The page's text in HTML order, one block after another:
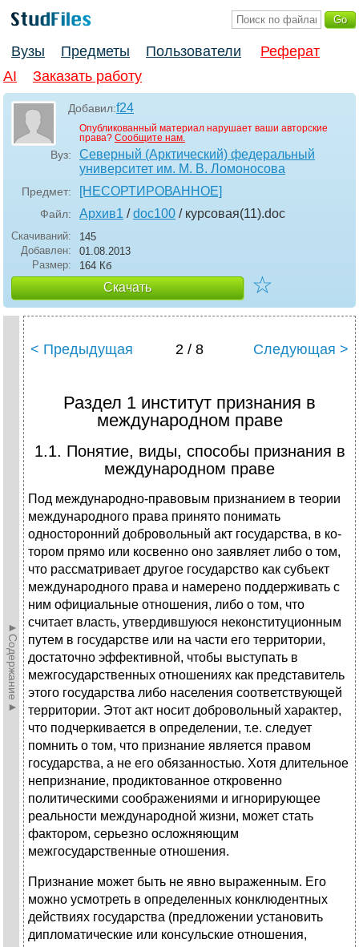
Вузы Предметы Пользователи
Реферат
AI
Заказать работу
Добавил:f24
Опубликованный материал нарушает ваши авторские
права? Сообщите нам.
Вуз:
Северный (Арктический) федеральный
университет им. М. В. Ломоносова
Предмет: [НЕСОРТИРОВАННОЕ]
Файл: Архив1 /doc100 / курсовая(11).doc
Скачиваний:
145
Добавлен:
01.08.2013
Размер:
164 Кб
Скачать ☆
►Содержание►
< Предыдущая 2 / 8 Следующая >
Раздел 1 институт признания в
международном праве
1.1. Понятие, виды, способы признания в
международном праве
Под международно-правовым признанием в теории
международного права принято понимать
односторонний добровольный акт государства, в ко­
тором прямо или косвенно оно заявляет либо о том,
что рассматривает дру­гое государство как субъект
международного права и намерено поддержи­вать с
ним официальные отношения, либо о том, что
считает власть, утвер­дившуюся неконституционным
путем в государстве или на части его терри­тории,
достаточно эффективной, чтобы выступать в
межгосударственных от­ношениях как представитель
этого государства либо населения соответст­вующей
территории. Этот акт носит добровольный характер,
что подчерки­вается в определении, т.е. следует
помнить о том, что признание является правом
государства, а не его обязанностью. Хотя длительное
непризнание, продиктованное откровенно
политическими соображениями и игнорирующее
реальности международной жизни, может стать
фактором, серьезно ослож­няющим
межгосударственные отношения.
Признание может быть не явно выраженным. Его
можно усмотреть в оп­ределенных конклюдентных
действиях государства (предложении устано­вить
дипломатические или консульские отношения,